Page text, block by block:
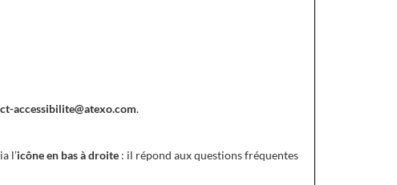
accessibilite@atexo.com.
l’icône en bas à droite : il répond aux questions fréquentes